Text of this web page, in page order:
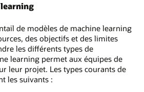
de modèles de machine learning
des objectifs et des limites
les différents types de
learning permet aux équipes de
leur projet. Les types courants de
les suivants :